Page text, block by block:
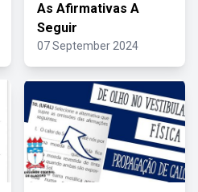
As Afirmativas A
Seguir
07 September 2024